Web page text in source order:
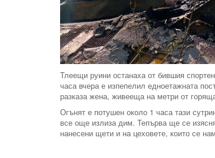
Тлеещи руини останаха от бившия
часа вчера е изпепелил едноетажната
разказа жена, живееща на метри от
Огънят е потушен около 1 часа тази
все още излиза дим. Тепърва ще се
нанесени щети и на цеховете, които се